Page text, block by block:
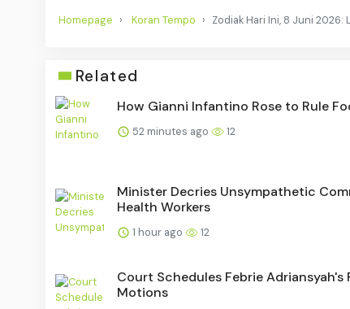
Homepage Koran Tempo Zodiak Hari Ini, 8 Juni 2026:
Related
How Gianni Infantino Rose to Rule
52 minutes ago 12
Minister Decries Unsympathetic
Health Workers
1 hour ago 12
Court Schedules Febrie Adriansyah's
Motions